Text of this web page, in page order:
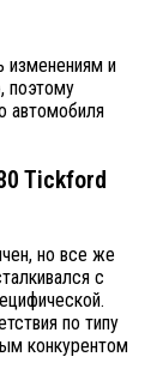
изменениям и
поэтому
автомобиля
Tickford
но все же
с
по типу
конкурентом